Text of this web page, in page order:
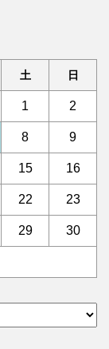
土 日
1 2
8 9
15 16
22 23
29 30